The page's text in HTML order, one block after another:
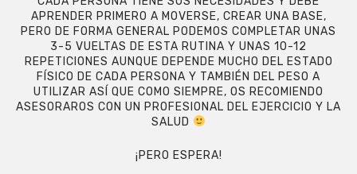
APRENDER PRIMERO A MOVERSE, CREAR UNA BASE,
PERO DE FORMA GENERAL PODEMOS COMPLETAR UNAS
3-5 VUELTAS DE ESTA RUTINA Y UNAS 10-12
REPETICIONES AUNQUE DEPENDE MUCHO DEL ESTADO
FÍSICO DE CADA PERSONA Y TAMBIÉN DEL PESO A
UTILIZAR ASÍ QUE COMO SIEMPRE, OS RECOMIENDO
ASESORAROS CON UN PROFESIONAL DEL EJERCICIO Y LA
SALUD
¡PERO ESPERA!